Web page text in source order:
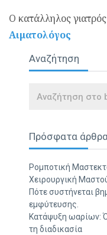
Ο κατάλληλος
Αιματολόγος
Αναζήτηση
Πρόσφατα
Ρομποτική
Χειρουργική
Πότε συστήνεται
εμφύτευσης.
Κατάψυξη ωαρίων:
τη διαδικασία